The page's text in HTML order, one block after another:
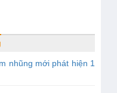
nhũng mới phát hiện 1